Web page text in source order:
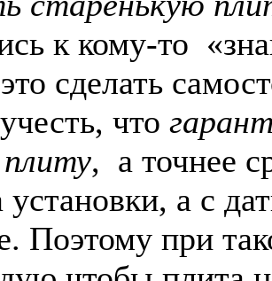
к кому-то
сделать
что
, а точнее
а с
Поэтому при